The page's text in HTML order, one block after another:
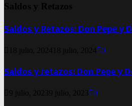
Saldos y Retazos
Saldos y Retazos: Don Pepe
18 julio, 2024 18 julio, 2024 0
Saldos y retazos: Don Pepe y
9 julio, 20239 julio, 2023 0